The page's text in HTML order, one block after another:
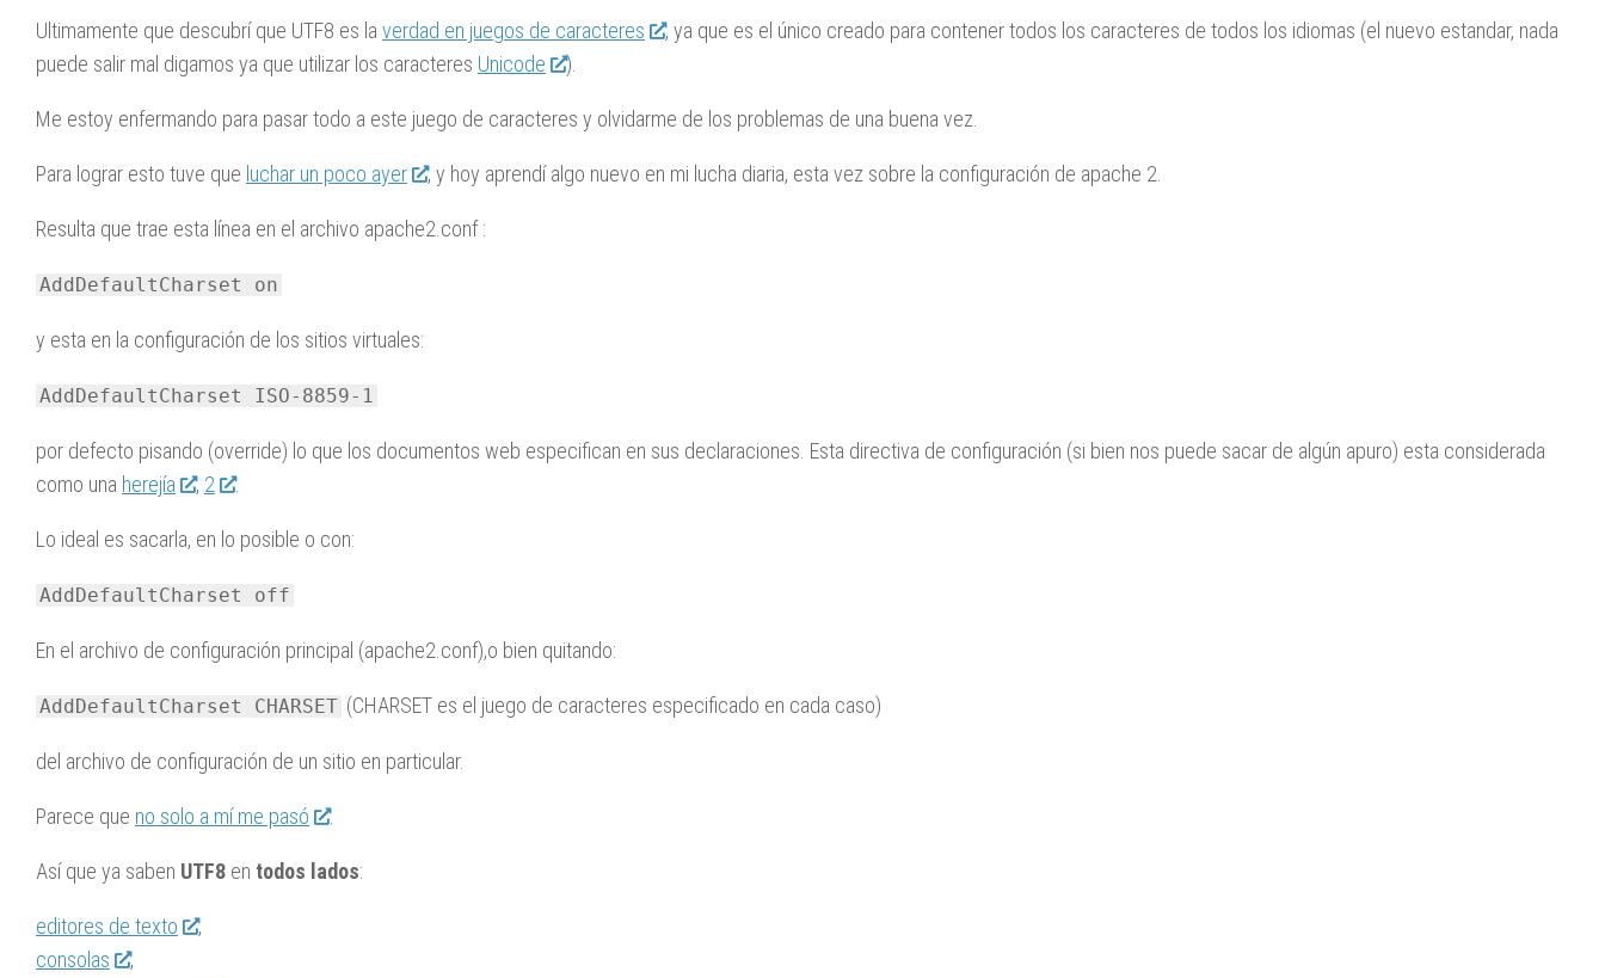
Ultimamente que descubrí que UTF8 es la verdad en juegos de caracteres
, ya que es el único creado para contener todos los caracteres de todos los idiomas (el nuevo estandar, nada
puede salir mal digamos ya que utilizar los caracteres Unicode ).
Me estoy enfermando para pasar todo a este juego de caracteres y olvidarme de los problemas de una buena vez.
Para lograr esto tuve que luchar un poco ayer , y hoy aprendí algo nuevo en mi lucha diaria, esta vez sobre la configuración de apache 2.
Resulta que trae esta línea en el archivo apache2.conf :
AddDefaultCharset on
y esta en la configuración de los sitios virtuales:
AddDefaultCharset ISO-8859-1
por defecto pisando (override) lo que los documentos web especifican en sus declaraciones. Esta directiva de configuración (si bien nos puede sacar de algún apuro) esta considerada
como una herejía , 2 .
Lo ideal es sacarla, en lo posible o con:
AddDefaultCharset off
En el archivo de configuración principal (apache2.conf),o bien quitando:
AddDefaultCharset CHARSET (CHARSET es el juego de caracteres especificado en cada caso)
del archivo de configuración de un sitio en particular.
Parece que no solo a mí me pasó .
Así que ya saben UTF8 en todos lados:
editores de texto
,
consolas
,